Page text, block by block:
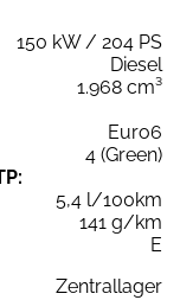
150 kW / 204 PS
Diesel
1.968 cm³
Euro6
4 (Green)
5,4 l/100km
141 g/km
E
Zentrallager